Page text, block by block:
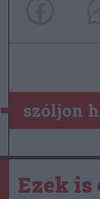
szóljon
Ezek